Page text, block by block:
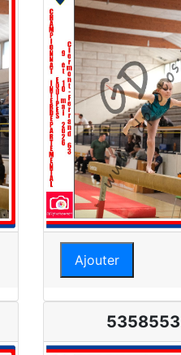
Ajouter
5358553